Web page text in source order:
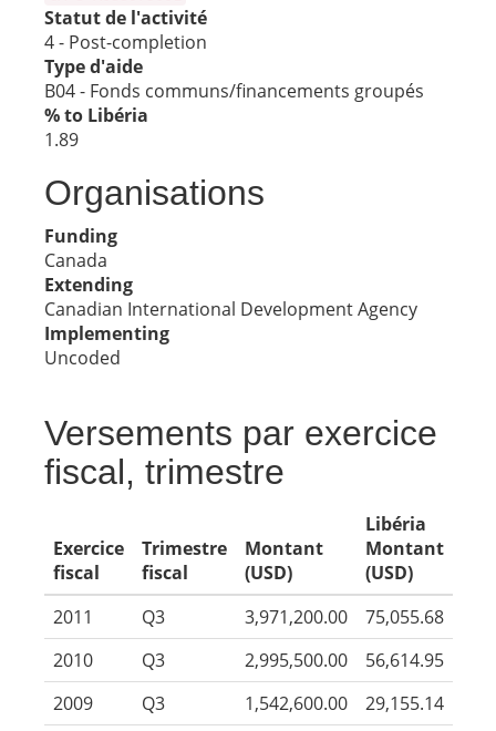
Statut de l'activité
4 - Post-completion
Type d'aide
B04 - Fonds communs/financements groupés
% to Libéria
1.89
Organisations
Funding
Canada
Extending
Canadian International Development Agency
Implementing
Uncoded
Versements par exercice
fiscal, trimestre
Exercice
fiscal
Trimestre
fiscal
Montant
(USD)
Libéria
Montant
(USD)
2011
Q3 3,971,200.00
75,055.68
2010
Q3 2,995,500.00
56,614.95
2009
Q3 1,542,600.00
29,155.14